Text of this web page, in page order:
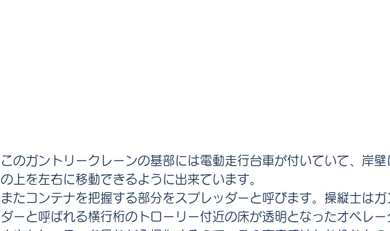
このガントリークレーンの基部には電動走行台車が付いていて、岸
の上を左右に移動できるように出来ています。
またコンテナを把握する部分をスプレッダーと呼びます。操縦士は
ダーと呼ばれる横行桁のトローリー付近の床が透明となったオペレ